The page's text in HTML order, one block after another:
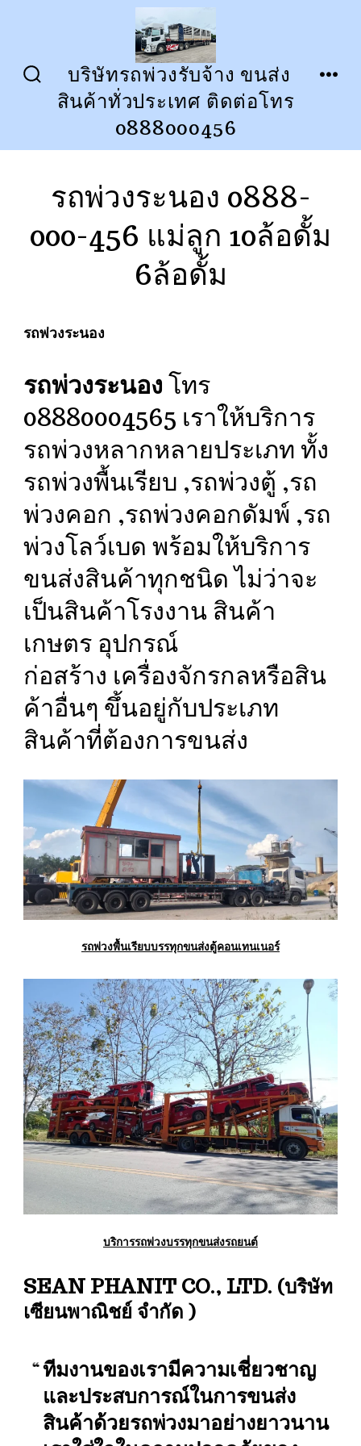
บริษัทรถพ่วงรับจ้าง ขนส่ง
สินค้าทั่วประเทศ ติดต่อโทร
0888000456
รถพ่วงระนอง 0888-
000-456 แม่ลูก 10ล้อดั้ม
6ล้อดั้ม
รถพ่วงระนอง
รถพ่วงระนอง โทร
08880004565 เราให้บริการ
รถพ่วงหลากหลายประเภท ทั้ง
รถพ่วงพื้นเรียบ ,รถพ่วงตู้ ,รถ
พ่วงคอก ,รถพ่วงคอกดัมพ์ ,รถ
พ่วงโลว์เบด พร้อมให้บริการ
ขนส่งสินค้าทุกชนิด ไม่ว่าจะ
เป็นสินค้าโรงงาน สินค้า
เกษตร อุปกรณ์
ก่อสร้าง เครื่องจักรกลหรือสิน
ค้าอื่นๆ ขึ้นอยู่กับประเภท
สินค้าที่ต้องการขนส่ง
รถพ่วงพื้นเรียบบรรทุกขนส่งตู้คอนเทนเนอร์
บริการรถพ่วงบรรทุกขนส่งรถยนต์
SEAN PHANIT CO., LTD. (บริษัท
เซียนพาณิชย์ จำกัด )
ทีมงานของเรามีความเชี่ยวชาญ
และประสบการณ์ในการขนส่ง
สินค้าด้วยรถพ่วงมาอย่างยาวนาน